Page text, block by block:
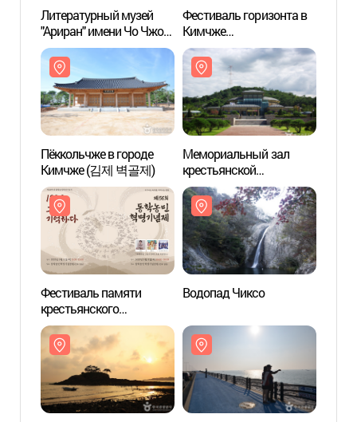
Литературный музей
"Ариран" имени Чо Чжон
Нэ (조정래 아리랑문학관)
Фестиваль горизонта в
Кимчже
(김제지평선축제)
Пёккольчже в городе
Кимчже (김제 벽골제)
Мемориальный зал
крестьянской
революции Тонхак
(동학농민혁명기념관)
Фестиваль памяти
крестьянского
восстания Тонхак
(동학농민혁명기념제)
Водопад Чиксо